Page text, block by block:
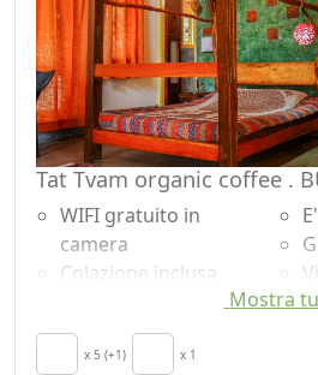
Tat Tvam organic coffee .
WIFI gratuito in
camera
Colazione inclusa
Lenzuola
Camino
Mostra
x 5 (+1) x 1